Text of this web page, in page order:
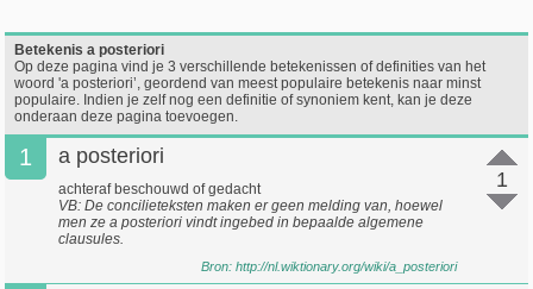
Betekenis a posteriori
Op deze pagina vind je 3 verschillende betekenissen of definities van het
woord 'a posteriori’, geordend van meest populaire betekenis naar minst
populaire. Indien je zelf nog een definitie of synoniem kent, kan je deze
onderaan deze pagina toevoegen.
1
1
a posteriori
achteraf beschouwd of gedacht
VB: De concilieteksten maken er geen melding van, hoewel
men ze a posteriori vindt ingebed in bepaalde algemene
clausules.
Bron: http://nl.wiktionary.org/wiki/a_posteriori